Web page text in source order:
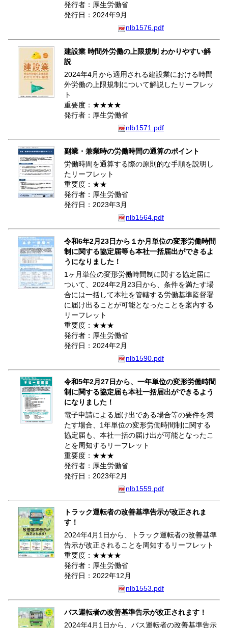
発行者：厚生労働省
発行日：2024年9月
nlb1576.pdf
建設業 時間外労働の上限規制 わかりやすい解
説
2024年4月から適用される建設業における時間
外労働の上限規制について解説したリーフレッ
ト
重要度：★★★★
発行者：厚生労働省
nlb1571.pdf
副業・兼業時の労働時間の通算のポイント
労働時間を通算する際の原則的な手順を説明し
たリーフレット
重要度：★★
発行者：厚生労働省
発行日：2023年3月
nlb1564.pdf
令和6年2月23日から１か月単位の変形労働時間
制に関する協定届等も本社一括届出ができるよ
うになりました！
1ヶ月単位の変形労働時間制に関する協定届に
ついて、2024年2月23日から、条件を満たす場
合には一括して本社を管轄する労働基準監督署
に届け出ることが可能となったことを案内する
リーフレット
重要度：★★★
発行者：厚生労働省
発行日：2024年2月
nlb1590.pdf
令和5年2月27日から、一年単位の変形労働時間
制に関する協定届も本社一括届出ができるよう
になりました！
電子申請による届け出である場合等の要件を満
たす場合、1年単位の変形労働時間制に関する
協定届も、本社一括の届け出が可能となったこ
とを周知するリーフレット
重要度：★★★
発行者：厚生労働省
発行日：2023年2月
nlb1559.pdf
トラック運転者の改善基準告示が改正されま
す！
2024年4月1日から、トラック運転者の改善基準
告示が改正されることを周知するリーフレット
重要度：★★★★
発行者：厚生労働省
発行日：2022年12月
nlb1553.pdf
バス運転者の改善基準告示が改正されます！
2024年4月1日から、バス運転者の改善基準告示